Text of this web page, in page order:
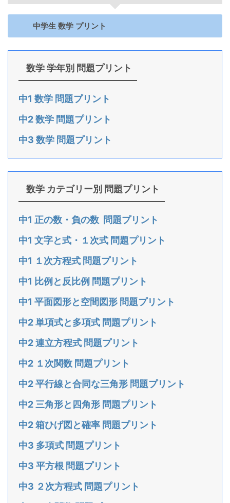
中学生 数学 プリント
数学 学年別 問題プリント
中1 数学 問題プリント
中2 数学 問題プリント
中3 数学 問題プリント
数学 カテゴリー別 問題プリント
中1 正の数・負の数 問題プリント
中1 文字と式・１次式 問題プリント
中1 １次方程式 問題プリント
中1 比例と反比例 問題プリント
中1 平面図形と空間図形 問題プリント
中2 単項式と多項式 問題プリント
中2 連立方程式 問題プリント
中2 １次関数 問題プリント
中2 平行線と合同な三角形 問題プリント
中2 三角形と四角形 問題プリント
中2 箱ひげ図と確率 問題プリント
中3 多項式 問題プリント
中3 平方根 問題プリント
中3 ２次方程式 問題プリント